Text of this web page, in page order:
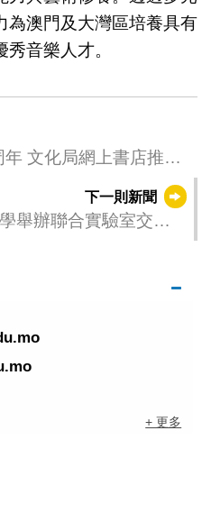
為澳門及大灣區培養具有
音樂人才。
文化局網上書店推限
下一則新聞
舉辦聯合實驗室交流
+ 更多